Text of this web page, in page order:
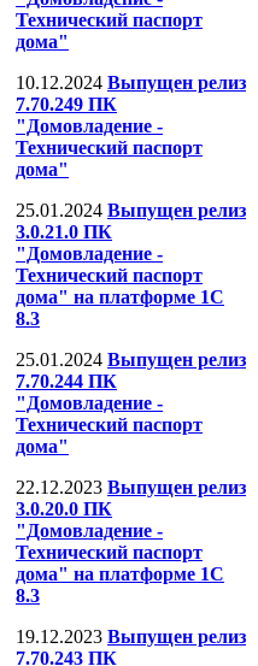
Технический паспорт
дома"
10.12.2024 Выпущен релиз
7.70.249 ПК
"Домовладение -
Технический паспорт
дома"
25.01.2024 Выпущен релиз
3.0.21.0 ПК
"Домовладение -
Технический паспорт
дома" на платформе 1С
8.3
25.01.2024 Выпущен релиз
7.70.244 ПК
"Домовладение -
Технический паспорт
дома"
22.12.2023 Выпущен релиз
3.0.20.0 ПК
"Домовладение -
Технический паспорт
дома" на платформе 1С
8.3
19.12.2023 Выпущен релиз
7.70.243 ПК